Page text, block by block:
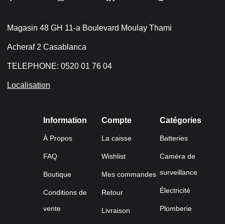
Magasin 48 GH 11-a Boulevard Moulay Thami
Acheraf 2 Casablanca
TELEPHONE: 0520 01 76 04
Localisation
Information
À Propos
FAQ
Boutique
Conditions de
vente
Compte
La caisse
Wishlist
Mes commandes
Retour
Livraison
Catégories
Batteries
Caméra de
surveillance
Électricité
Plomberie